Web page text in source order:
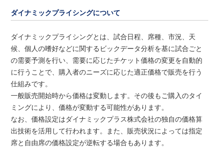
ダイナミックプライシングについて
ダイナミックプライシングとは、試合日程、席種、市況、天
候、個人の嗜好などに関するビックデータ分析を基に試合ごと
の需要予測を行い、需要に応じたチケット価格の変更を自動的
に行うことで、購入者のニーズに応じた適正価格で販売を行う
仕組みです。
一般販売開始時から価格は変動します。その後もご購入のタイ
ミングにより、価格が変動する可能性があります。
なお、価格設定はダイナミックプラス株式会社の独自の価格算
出技術を活用して行われます。また、販売状況によっては指定
席と自由席の価格設定が逆転する場合もあります。